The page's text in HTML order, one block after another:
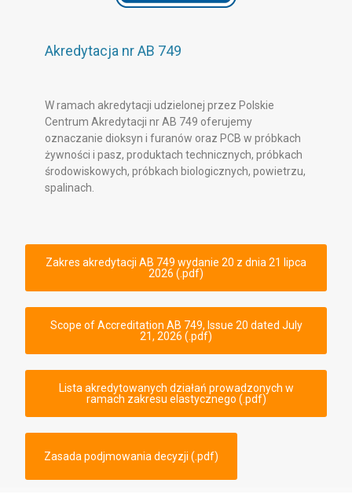
Akredytacja nr AB 749
W ramach akredytacji udzielonej przez Polskie
Centrum Akredytacji nr AB 749 oferujemy
oznaczanie dioksyn i furanów oraz PCB w próbkach
żywności i pasz, produktach technicznych, próbkach
środowiskowych, próbkach biologicznych, powietrzu,
spalinach.
Zakres akredytacji AB 749 wydanie 20 z dnia 21 lipca
2026 (.pdf)
Scope of Accreditation AB 749, Issue 20 dated July
21, 2026 (.pdf)
Lista akredytowanych działań prowadzonych w
ramach zakresu elastycznego (.pdf)
Zasada podjmowania decyzji (.pdf)